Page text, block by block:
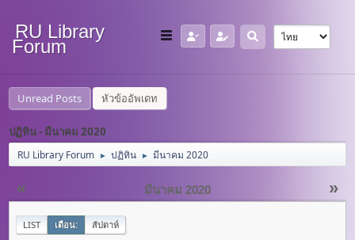
RU Library
Forum
Unread Posts หัวข้ออัพเดท
ปฏิทิน - มีนาคม 2020
RU Library Forum ► ปฏิทิน ► มีนาคม 2020
« »
มีนาคม 2020
LIST เดือน: สัปดาห์